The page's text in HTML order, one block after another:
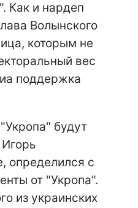
Как и нардеп
Волынского
которым не
вес
поддержка
будут
определился с
от "Укропа".
из украинских